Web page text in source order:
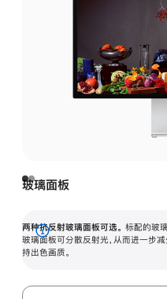
玻璃面板
两种抗反射玻璃面板可选。 标配的玻
玻璃面板可分散反射光，从而进一步
持出色画质。
展
开